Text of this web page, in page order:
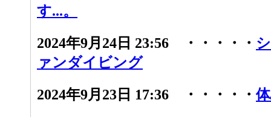
す...。
2024年9月24日 23:56 ・・・・・
ァンダイビング
2024年9月23日 17:36 ・・・・・